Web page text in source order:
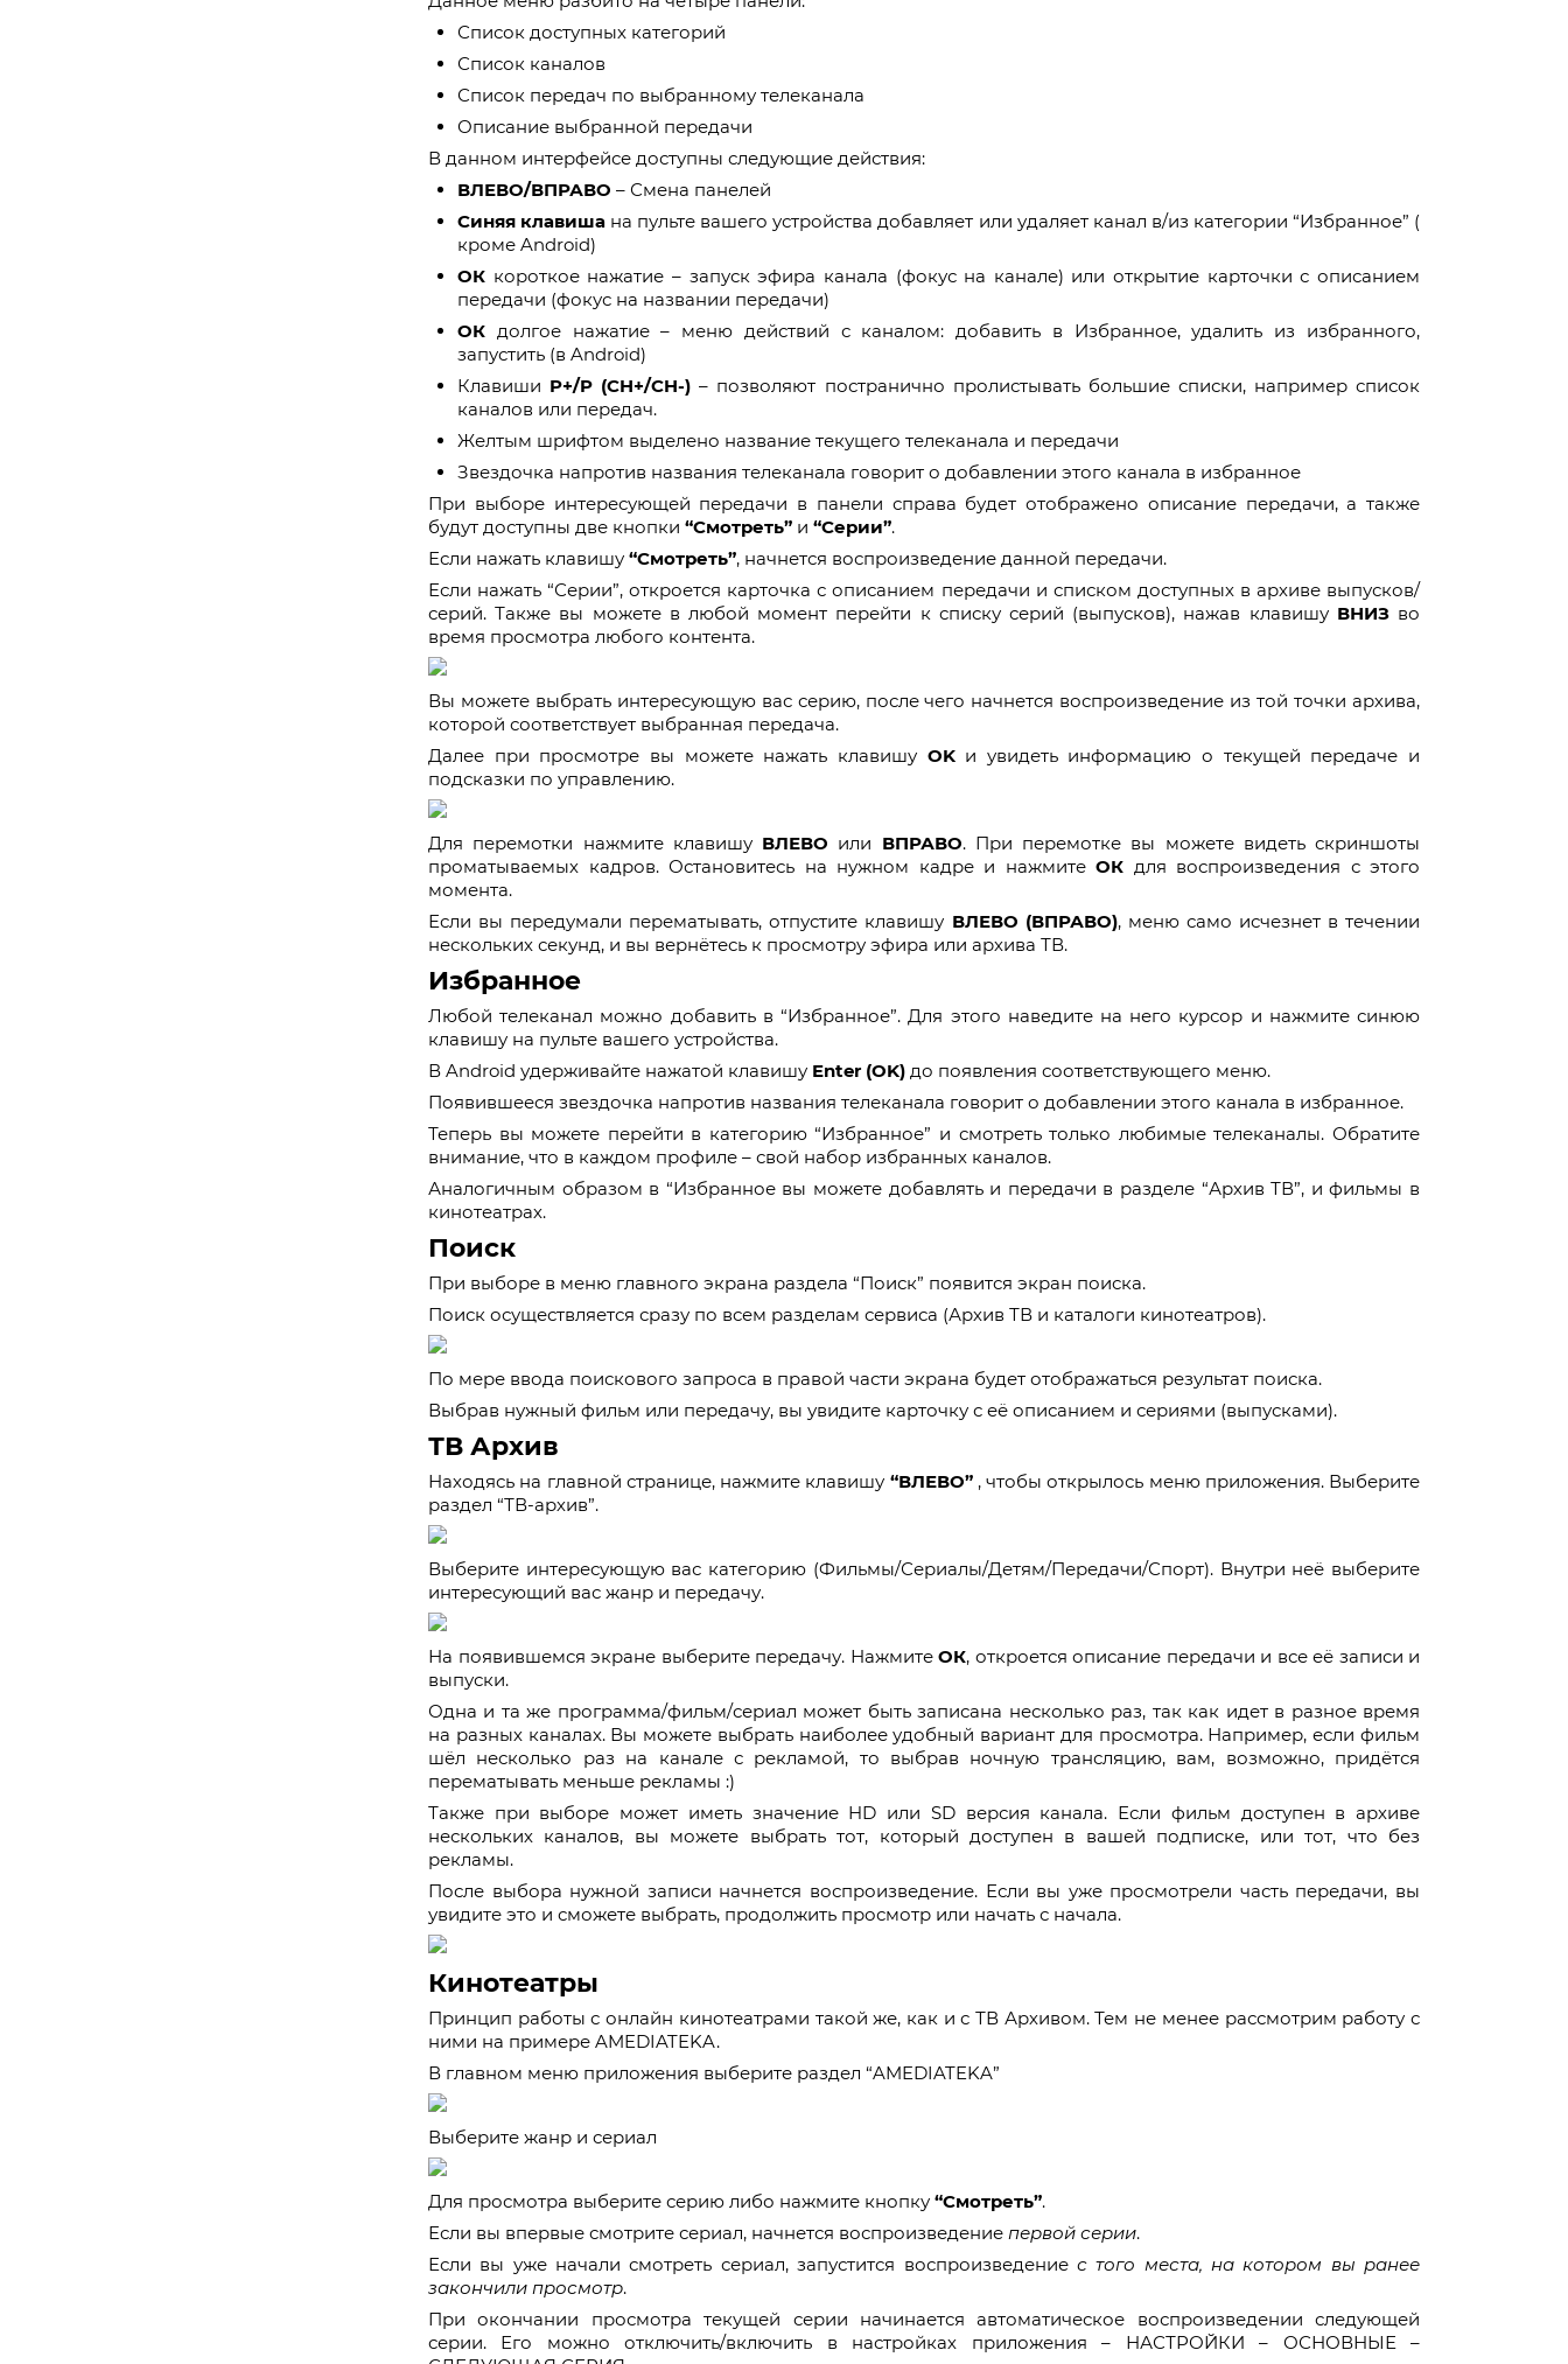
Список доступных категорий
Список каналов
Список передач по выбранному телеканала
Описание выбранной передачи
В данном интерфейсе доступны следующие действия:
ВЛЕВО/ВПРАВО – Смена панелей
Синяя клавиша на пульте вашего устройства добавляет или удаляет канал в/из категории “Избранное” (
кроме Android)
ОК короткое нажатие – запуск эфира канала (фокус на канале) или открытие карточки с описанием
передачи (фокус на названии передачи)
ОК долгое нажатие – меню действий с каналом: добавить в Избранное, удалить из избранного,
запустить (в Android)
Клавиши P+/P (CH+/CH-) – позволяют постранично пролистывать большие списки, например список
каналов или передач.
Желтым шрифтом выделено название текущего телеканала и передачи
Звездочка напротив названия телеканала говорит о добавлении этого канала в избранное
При выборе интересующей передачи в панели справа будет отображено описание передачи, а также
будут доступны две кнопки “Смотреть” и “Серии”.
Если нажать клавишу “Смотреть”, начнется воспроизведение данной передачи.
Если нажать “Серии”, откроется карточка с описанием передачи и списком доступных в архиве выпусков/
серий. Также вы можете в любой момент перейти к списку серий (выпусков), нажав клавишу ВНИЗ во
время просмотра любого контента.
Вы можете выбрать интересующую вас серию, после чего начнется воспроизведение из той точки архива,
которой соответствует выбранная передача.
Далее при просмотре вы можете нажать клавишу OK и увидеть информацию о текущей передаче и
подсказки по управлению.
Для перемотки нажмите клавишу ВЛЕВО или ВПРАВО. При перемотке вы можете видеть скриншоты
проматываемых кадров. Остановитесь на нужном кадре и нажмите ОК для воспроизведения с этого
момента.
Если вы передумали перематывать, отпустите клавишу ВЛЕВО (ВПРАВО), меню само исчезнет в течении
нескольких секунд, и вы вернётесь к просмотру эфира или архива ТВ.
Избранное
Любой телеканал можно добавить в “Избранное”. Для этого наведите на него курсор и нажмите синюю
клавишу на пульте вашего устройства.
В Android удерживайте нажатой клавишу Enter (OK) до появления соответствующего меню.
Появившееся звездочка напротив названия телеканала говорит о добавлении этого канала в избранное.
Теперь вы можете перейти в категорию “Избранное” и смотреть только любимые телеканалы. Обратите
внимание, что в каждом профиле – свой набор избранных каналов.
Аналогичным образом в “Избранное вы можете добавлять и передачи в разделе “Архив ТВ”, и фильмы в
кинотеатрах.
Поиск
При выборе в меню главного экрана раздела “Поиск” появится экран поиска.
Поиск осуществляется сразу по всем разделам сервиса (Архив ТВ и каталоги кинотеатров).
По мере ввода поискового запроса в правой части экрана будет отображаться результат поиска.
Выбрав нужный фильм или передачу, вы увидите карточку с её описанием и сериями (выпусками).
ТВ Архив
Находясь на главной странице, нажмите клавишу “ВЛЕВО” , чтобы открылось меню приложения. Выберите
раздел “ТВ-архив”.
Выберите интересующую вас категорию (Фильмы/Сериалы/Детям/Передачи/Спорт). Внутри неё выберите
интересующий вас жанр и передачу.
На появившемся экране выберите передачу. Нажмите ОК, откроется описание передачи и все её записи и
выпуски.
Одна и та же программа/фильм/сериал может быть записана несколько раз, так как идет в разное время
на разных каналах. Вы можете выбрать наиболее удобный вариант для просмотра. Например, если фильм
шёл несколько раз на канале с рекламой, то выбрав ночную трансляцию, вам, возможно, придётся
перематывать меньше рекламы :)
Также при выборе может иметь значение HD или SD версия канала. Если фильм доступен в архиве
нескольких каналов, вы можете выбрать тот, который доступен в вашей подписке, или тот, что без
рекламы.
После выбора нужной записи начнется воспроизведение. Если вы уже просмотрели часть передачи, вы
увидите это и сможете выбрать, продолжить просмотр или начать с начала.
Кинотеатры
Принцип работы с онлайн кинотеатрами такой же, как и с ТВ Архивом. Тем не менее рассмотрим работу с
ними на примере AMEDIATEKA.
В главном меню приложения выберите раздел “AMEDIATEKA”
Выберите жанр и сериал
Для просмотра выберите серию либо нажмите кнопку “Смотреть”.
Если вы впервые смотрите сериал, начнется воспроизведение первой серии.
Если вы уже начали смотреть сериал, запустится воспроизведение с того места, на котором вы ранее
закончили просмотр.
При окончании просмотра текущей серии начинается автоматическое воспроизведении следующей
серии. Его можно отключить/включить в настройках приложения – НАСТРОЙКИ – ОСНОВНЫЕ –